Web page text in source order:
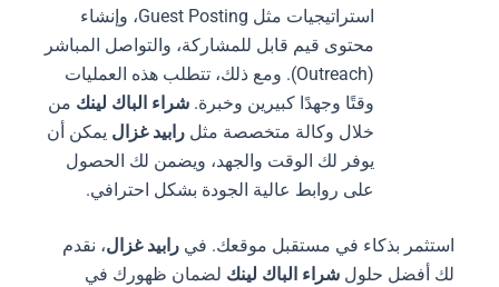
استراتيجيات مثل Guest Posting، وإنشاء
محتوى قيم قابل للمشاركة، والتواصل المباشر
(Outreach). ومع ذلك، تتطلب هذه العمليات
وقتًا وجهدًا كبيرين وخبرة.شراء الباك لينكمن
خلال وكالة متخصصة مثل رابيد غزاليمكن أن
يوفر لك الوقت والجهد، ويضمن لك الحصول
على روابط عالية الجودة بشكل احترافي.
استثمر بذكاء في مستقبل موقعك. في رابيد غزال، نقدم
لك أفضل حلول شراء الباك لينكلضمان ظهورك في